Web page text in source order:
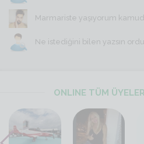
Marmariste yaşıyorum
Ne istediğini bilen yazsın
ONLINE TÜM